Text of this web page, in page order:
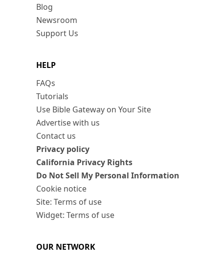
Blog
Newsroom
Support Us
HELP
FAQs
Tutorials
Use Bible Gateway on Your Site
Advertise with us
Contact us
Privacy policy
California Privacy Rights
Do Not Sell My Personal Information
Cookie notice
Site: Terms of use
Widget: Terms of use
OUR NETWORK